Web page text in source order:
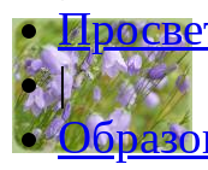
|